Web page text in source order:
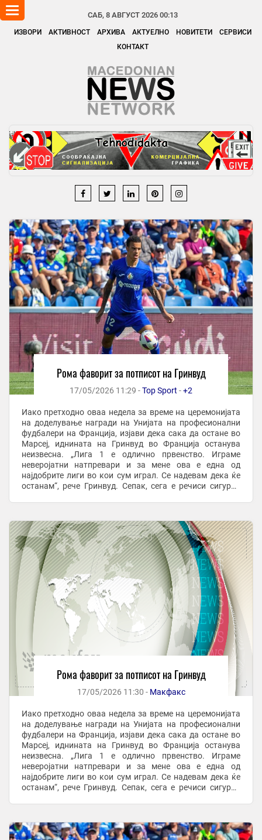
САБ, 8 АВГУСТ 2026 00:13
ИЗВОРИ АКТИВНОСТ АРХИВА АКТУЕЛНО НОВИТЕТИ
СЕРВИСИ
КОНТАКТ
Toggle
navigation
Рома фаворит за потписот на Гринвуд
17/05/2026 11:29 -Top Sport -+2
Иако претходно оваа недела за време на церемонијата
на доделување награди на Унијата на професионални
фудбалери на Франција, изјави дека сака да остане во
Марсеј, иднината на Гринвуд во Франција останува
неизвесна. „Лига 1 е одлично првенство. Играме
неверојатни натпревари и за мене ова е една од
најдобрите лиги во кои сум играл. Се надевам дека ќе
останам“, рече Гринвуд. Сепак, сега е речиси сигурно
Рома фаворит за потписот на Гринвуд
17/05/2026 11:30 - Макфакс
Иако претходно оваа недела за време на церемонијата
на доделување награди на Унијата на професионални
фудбалери на Франција, изјави дека сака да остане во
Марсеј, иднината на Гринвуд во Франција останува
неизвесна. „Лига 1 е одлично првенство. Играме
неверојатни натпревари и за мене ова е една од
најдобрите лиги во кои сум играл. Се надевам дека ќе
останам“, рече Гринвуд. Сепак, сега е речиси сигурно